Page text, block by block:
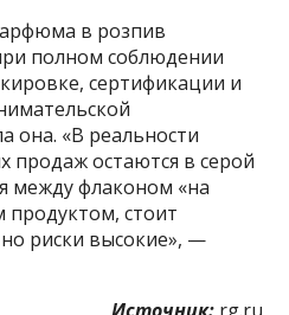
в розпив
полном соблюдении
сертификации и
она. «В реальности
продаж остаются в серой
между флаконом «на
стоит
риски высокие», —